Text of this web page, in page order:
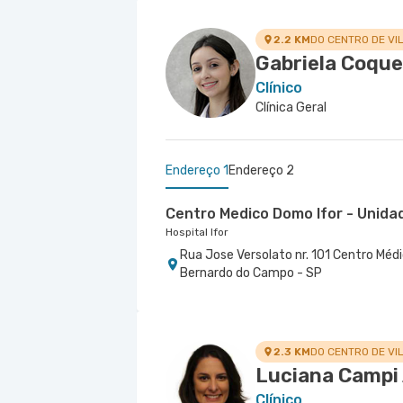
2.2 KMDO CENTRO DE
Gabriela
Clínico
Clínica Geral
Endereço 1 Endereço 2
Centro Medico Domo Ifor -
Hospital Ifor
Rua Jose Versolato nr. 101 Centro
Bernardo do Campo - SP
2.3 KMDO CENTRO DE
Luciana